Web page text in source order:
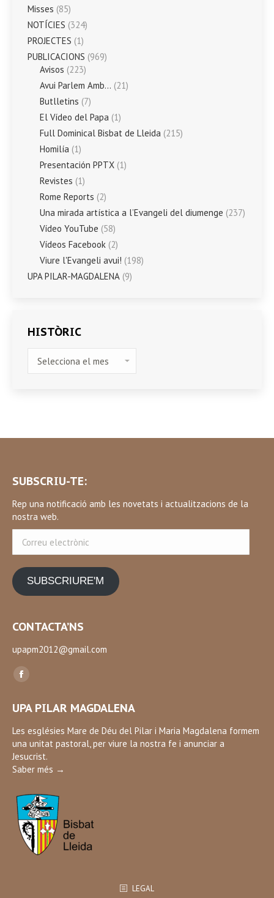
Misses (85)
NOTÍCIES (324)
PROJECTES (1)
PUBLICACIONS (969)
Avisos (223)
Avui Parlem Amb… (21)
Butlletins (7)
El Vídeo del Papa (1)
Full Dominical Bisbat de Lleida (215)
Homilía (1)
Presentación PPTX (1)
Revistes (1)
Rome Reports (2)
Una mirada artística a l’Evangeli del diumenge (237)
Vídeo YouTube (58)
Vídeos Facebook (2)
Viure l'Evangeli avui! (198)
UPA PILAR-MAGDALENA (9)
HISTÒRIC
SUBSCRIU-TE:
Rep una notificació amb les novetats i actualitzacions de la
nostra web.
electrònic
SUBSCRIURE'M
CONTACTA’NS
upapm2012@gmail.com
Find us on:
Facebook
opens
in
new
window
UPA PILAR MAGDALENA
Les esglésies Mare de Déu del Pilar i Maria Magdalena formem
una unitat pastoral, per viure la nostra fe i anunciar a
Jesucrist.
Saber més →
LEGAL